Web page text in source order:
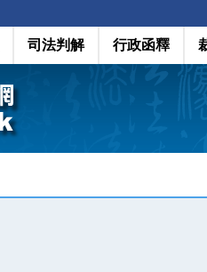
司法判解 行政函釋